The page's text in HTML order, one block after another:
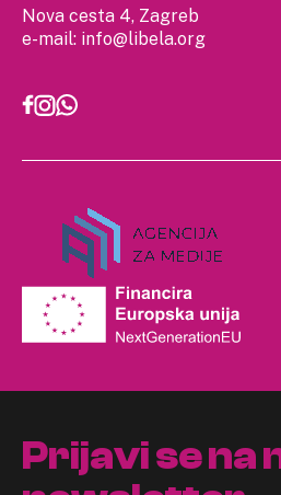
Nova cesta 4, Zagreb
e-mail: info@libela.org
Prijavi se na